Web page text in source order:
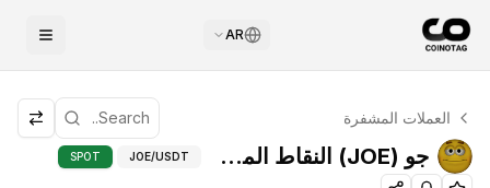
AR
التحليل الفني لـ جو
جو يتم تداوله حاليًا عند $0.0284. مؤشر RSI عند 61.67 في المنطقة المحايدة. الاتجاه اليومي جانبي. مستوى الدعم الرئيسي: $0.025133, مستوى المقاومة: $0.026733.
العملات المشفرة
جو (JOE) النقاط المحورية جو (JOE) النقاط المحورية - COINOTAGJOE/USDT
SPOT